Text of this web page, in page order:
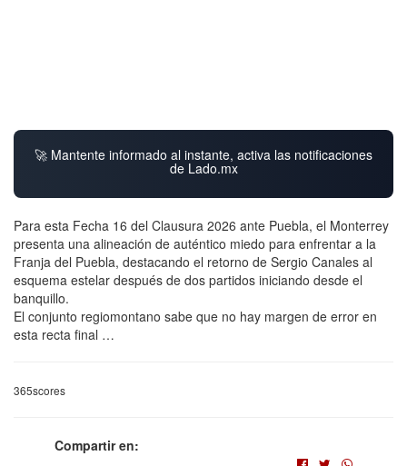
🚀 Mantente informado al instante, activa las notificaciones
de Lado.mx
Para esta Fecha 16 del Clausura 2026 ante Puebla, el Monterrey
presenta una alineación de auténtico miedo para enfrentar a la
Franja del Puebla, destacando el retorno de Sergio Canales al
esquema estelar después de dos partidos iniciando desde el
banquillo.
El conjunto regiomontano sabe que no hay margen de error en
esta recta final …
365scores
Compartir en: